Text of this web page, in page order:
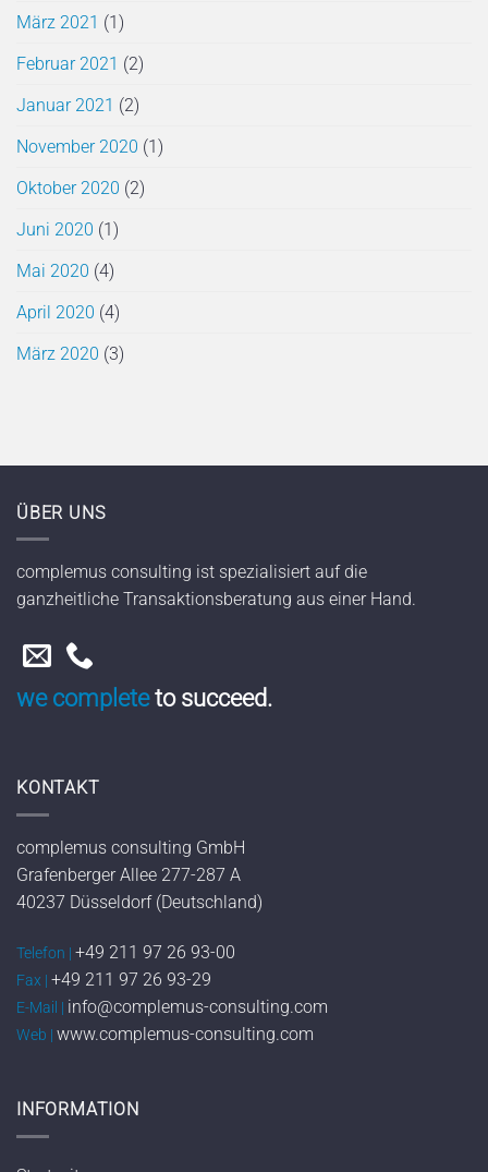
März 2021 (1)
Februar 2021 (2)
Januar 2021 (2)
November 2020 (1)
Oktober 2020 (2)
Juni 2020 (1)
Mai 2020 (4)
April 2020 (4)
März 2020 (3)
ÜBER UNS
complemus consulting ist spezialisiert auf die
ganzheitliche Transaktionsberatung aus einer Hand.
we completeto succeed.
KONTAKT
complemus consulting GmbH
Grafenberger Allee 277-287 A
40237 Düsseldorf (Deutschland)
Telefon | +49 211 97 26 93-00
Fax | +49 211 97 26 93-29
E-Mail | info@complemus-consulting.com
Web | www.complemus-consulting.com
INFORMATION